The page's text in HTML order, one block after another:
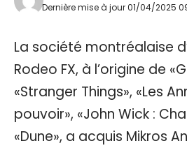
Dernière mise à jour 01/04/2025
La société montréalaise
Rodeo FX, à l’origine de
«Stranger Things», «Les
pouvoir», «John Wick :
«Dune», a acquis Mikros